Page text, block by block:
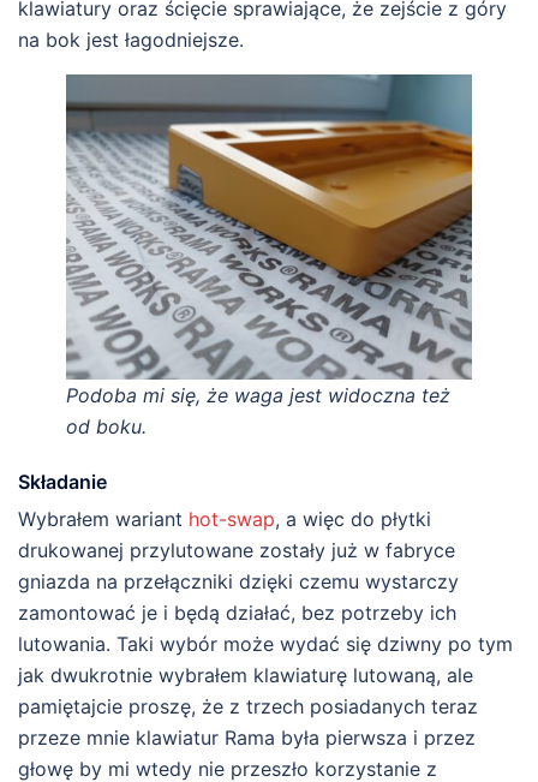
klawiatury oraz ścięcie sprawiające, że zejście z góry
na bok jest łagodniejsze.
Podoba mi się, że waga jest widoczna też
od boku.
Składanie
Wybrałem wariant hot-swap, a więc do płytki
drukowanej przylutowane zostały już w fabryce
gniazda na przełączniki dzięki czemu wystarczy
zamontować je i będą działać, bez potrzeby ich
lutowania. Taki wybór może wydać się dziwny po tym
jak dwukrotnie wybrałem klawiaturę lutowaną, ale
pamiętajcie proszę, że z trzech posiadanych teraz
przeze mnie klawiatur Rama była pierwsza i przez
głowę by mi wtedy nie przeszło korzystanie z